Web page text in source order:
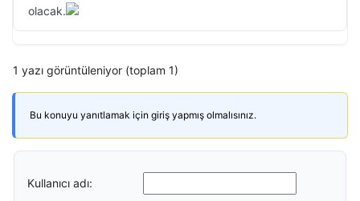
olacak.
1 yazı görüntüleniyor (toplam 1)
Bu konuyu yanıtlamak için giriş yapmış olmalısınız.
Kullanıcı adı: